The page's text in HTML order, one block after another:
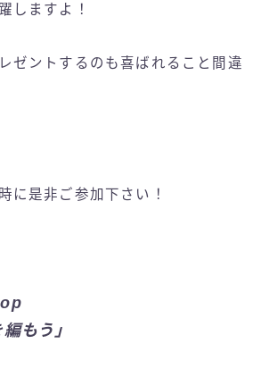
しますよ！
ゼントするのも喜ばれること間違
に是非ご参加下さい！
もう」